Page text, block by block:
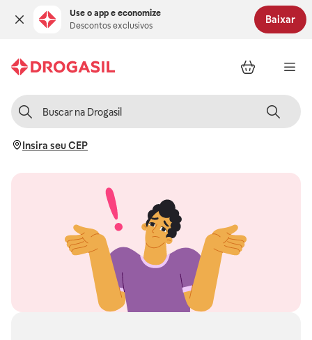
Use o app e economize
Descontos exclusivos
Baixar
Insira seu CEP